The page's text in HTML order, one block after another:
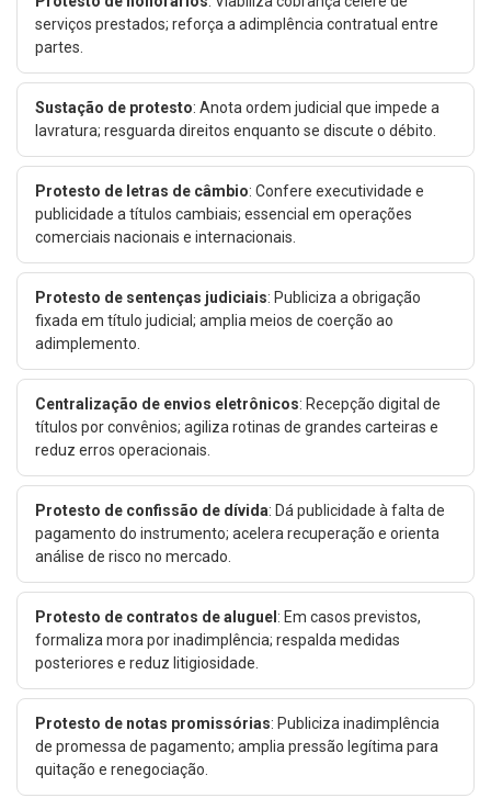
serviços prestados; reforça a adimplência contratual entre
partes.
Sustação de protesto: Anota ordem judicial que impede a
lavratura; resguarda direitos enquanto se discute o débito.
Protesto de letras de câmbio: Confere executividade e
publicidade a títulos cambiais; essencial em operações
comerciais nacionais e internacionais.
Protesto de sentenças judiciais: Publiciza a obrigação
fixada em título judicial; amplia meios de coerção ao
adimplemento.
Centralização de envios eletrônicos: Recepção digital de
títulos por convênios; agiliza rotinas de grandes carteiras e
reduz erros operacionais.
Protesto de confissão de dívida: Dá publicidade à falta de
pagamento do instrumento; acelera recuperação e orienta
análise de risco no mercado.
Protesto de contratos de aluguel: Em casos previstos,
formaliza mora por inadimplência; respalda medidas
posteriores e reduz litigiosidade.
Protesto de notas promissórias: Publiciza inadimplência
de promessa de pagamento; amplia pressão legítima para
quitação e renegociação.